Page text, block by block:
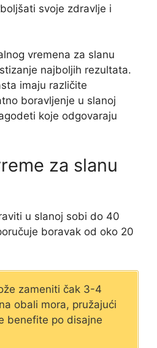
svoje zdravlje i
vremena za slanu
najboljih rezultata.
imaju različite
boravljenje u slanoj
koje odgovaraju
za slanu
u slanoj sobi do 40
boravak od oko 20
zameniti čak 3-4
obali mora, pružajući
benefite po disajne